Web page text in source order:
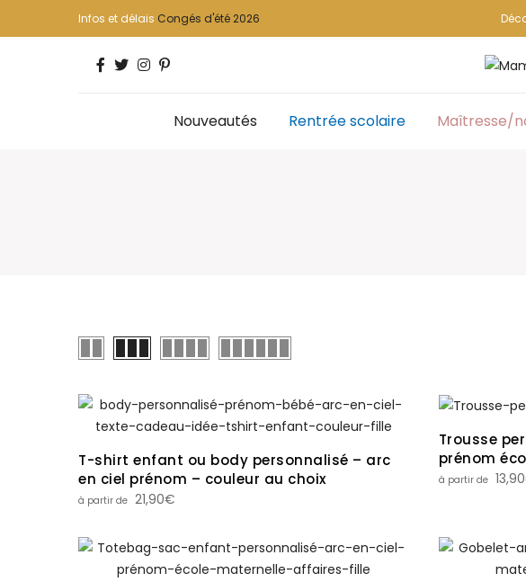
Infos et délais Congés d'été 2026
Nouveautés Rentrée scolaire Maîtresse/
T-shirt enfant ou body personnalisé – arc
en ciel prénom – couleur au choix
21,90€
Trousse
prénom
13,90